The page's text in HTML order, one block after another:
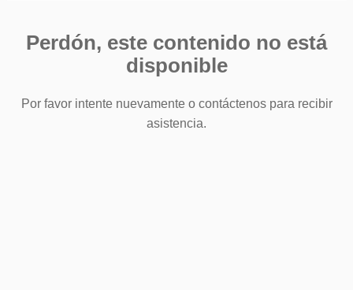
Perdón, este contenido no está
disponible
Por favor intente nuevamente o contáctenos para recibir
asistencia.